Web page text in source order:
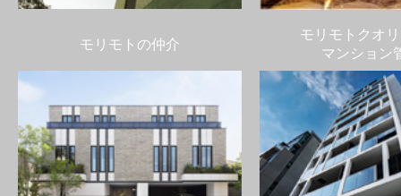
モリモトの仲介
モリモトクオ
マンション